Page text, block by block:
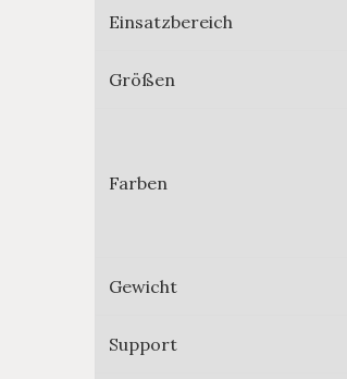
Einsatzbereich
Größen
Farben
Gewicht
Support